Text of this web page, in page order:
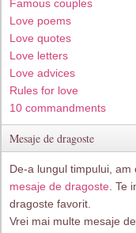
Famous couples
Love poems
Love quotes
Love letters
Love advices
Rules for love
10 commandments
Mesaje de dragoste
De-a lungul timpului,
mesaje de dragoste .
dragoste favorit.
Vrei mai multe mesaje